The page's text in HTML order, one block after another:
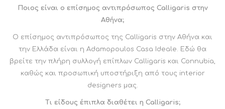
Ποιος είναι ο επίσημος αντιπρόσωπος Calligaris στην
Αθήνα;
Ο επίσημος αντιπρόσωπος της Calligaris στην Αθήνα και
την Ελλάδα είναι η Adamopoulos Casa Ideale. Εδώ θα
βρείτε την πλήρη συλλογή επίπλων Calligaris και Connubia,
καθώς και προσωπική υποστήριξη από τους interior
designers μας.
Τι είδους έπιπλα διαθέτει η Calligaris;